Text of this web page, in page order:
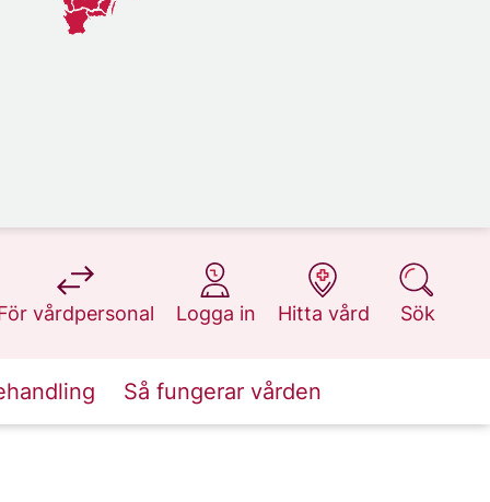
vårdpersonal
på 1177.se
Logga in
på 1177.se
Hitta vård
på 1177.se
Sök
på 1177.se
Så fungerar vården